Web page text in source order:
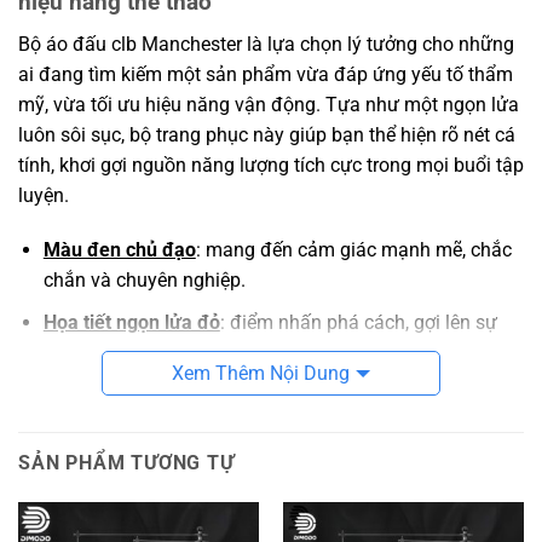
Bộ áo đấu clb Manchester là lựa chọn lý tưởng cho những
ai đang tìm kiếm một sản phẩm vừa đáp ứng yếu tố thẩm
mỹ, vừa tối ưu hiệu năng vận động. Tựa như một ngọn lửa
luôn sôi sục, bộ trang phục này giúp bạn thể hiện rõ nét cá
tính, khơi gợi nguồn năng lượng tích cực trong mọi buổi tập
luyện.
Màu đen chủ đạo: mang đến cảm giác mạnh mẽ, chắc
chắn và chuyên nghiệp.
Họa tiết ngọn lửa đỏ: điểm nhấn phá cách, gợi lên sự
nhiệt huyết, đam mê thể thao và quyết tâm chiến thắng.
Chi tiết trắng như logo, số áo, sọc vai: tạo sự sắc nét và
đấu nhóm hoặc đội tuyển.
Chất liệu chuyên dụng – vận động cả ngày
Xem Thêm Nội Dung
SẢN PHẨM TƯƠNG TỰ